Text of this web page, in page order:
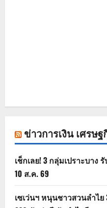
ข่าวการเงิน เศรษฐ
เช็กเลย! 3 กลุ่มเปราะบาง
10 ส.ค. 69
เซเว่นฯ หนุนชาวสวนลำไ